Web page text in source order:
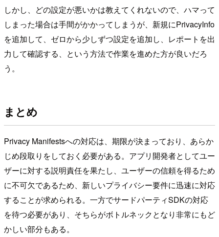
しかし、どの設定が悪いかは教えてくれないので、ハマって
しまった場合は手間がかかってしまうが、新規にPrivacyInfo
を追加して、ゼロから少しずつ設定を追加し、レポートを出
力して確認する、という方法で作業を進めた方が良いだろ
う。
まとめ
Privacy Manifestsへの対応は、期限が決まっており、あらか
じめ段取りをしておく必要がある。アプリ開発者としてユー
ザーに対する説明責任を果たし、ユーザーの信頼を得るため
に不可欠であるため、新しいプライバシー要件に迅速に対応
することが求められる。一方でサードパーティSDKの対応
を待つ必要があり、そちらがボトルネックとなり非常にもど
かしい部分もある。